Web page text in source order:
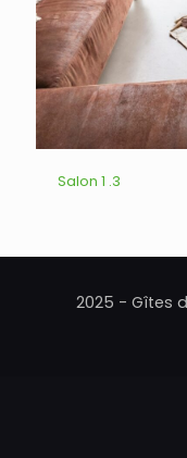
Salon 1 .3
2025 - Gîtes